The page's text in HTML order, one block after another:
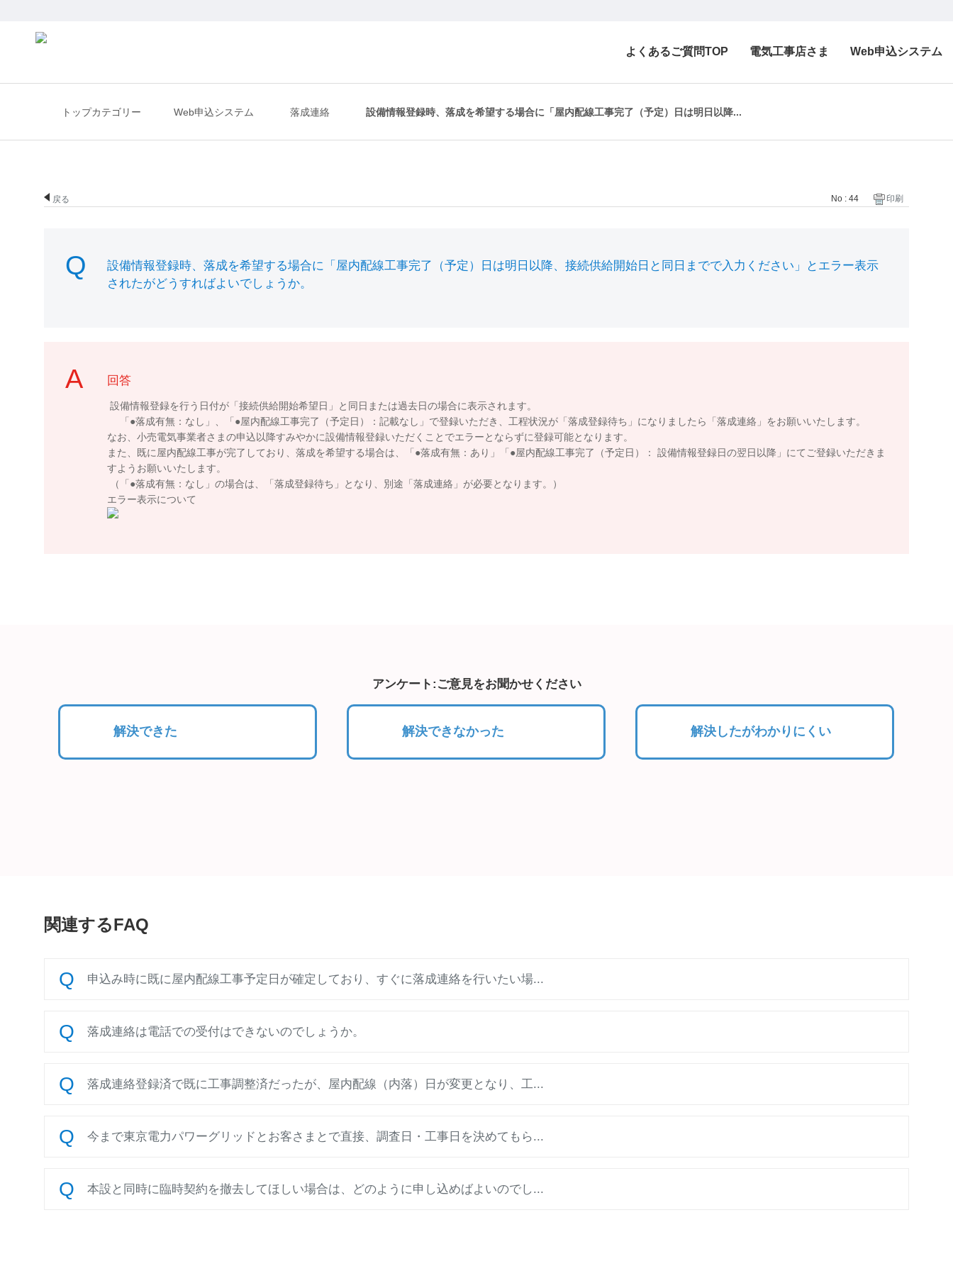
よくあるご質問TOP 電気工事店さま Web申込システム
トップカテゴリー Web申込システム 落成連絡 設備情報登録時、落成を希望する場合に「屋内配線工事完了（予定）日は明日以降...
戻る No : 44 印刷
設備情報登録時、落成を希望する場合に「屋内配線工事完了（予定）日は明日以降、接続供給開始日と同日までで入力ください」とエラー表示
されたがどうすればよいでしょうか。
回答
設備情報登録を行う日付が「接続供給開始希望日」と同日または過去日の場合に表示されます。
「●落成有無：なし」、「●屋内配線工事完了（予定日）：記載なし」で登録いただき、工程状況が「落成登録待ち」になりましたら「落成連絡」をお願いいたします。
なお、小売電気事業者さまの申込以降すみやかに設備情報登録いただくことでエラーとならずに登録可能となります。
また、既に屋内配線工事が完了しており、落成を希望する場合は、「●落成有無：あり」「●屋内配線工事完了（予定日）： 設備情報登録日の翌日以降」にてご登録いただきま
すようお願いいたします。
（「●落成有無：なし」の場合は、「落成登録待ち」となり、別途「落成連絡」が必要となります。）
エラー表示について
アンケート:ご意見をお聞かせください
解決できた 解決できなかった 解決したがわかりにくい
関連するFAQ
申込み時に既に屋内配線工事予定日が確定しており、すぐに落成連絡を行いたい場...
落成連絡は電話での受付はできないのでしょうか。
落成連絡登録済で既に工事調整済だったが、屋内配線（内落）日が変更となり、工...
今まで東京電力パワーグリッドとお客さまとで直接、調査日・工事日を決めてもら...
本設と同時に臨時契約を撤去してほしい場合は、どのように申し込めばよいのでし...